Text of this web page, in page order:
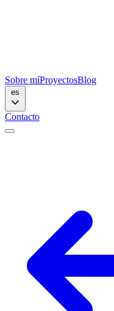
Sobre míProyectosBlog
Contacto